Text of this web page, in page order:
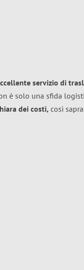
servizio di
è solo una sfida
dei costi, così